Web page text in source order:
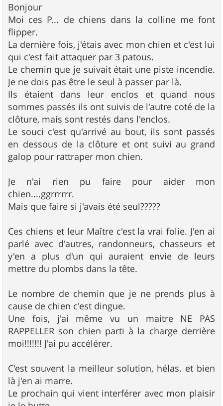
s
s
a
g
e
Bonjour
Moi ces P... de chiens dans la colline me font
flipper.
La dernière fois, j'étais avec mon chien et c'est lui
qui c'est fait attaquer par 3 patous.
Le chemin que je suivait était une piste incendie.
Je ne dois pas être le seul à passer par là.
Ils étaient dans leur enclos et quand nous
sommes passés ils ont suivis de l'autre coté de la
clôture, mais sont restés dans l'enclos.
Le souci c'est qu'arrivé au bout, ils sont passés
en dessous de la clôture et ont suivi au grand
galop pour rattraper mon chien.
Je n'ai rien pu faire pour aider mon
chien....ggrrrrrr.
Mais que faire si j'avais été seul?????
Ces chiens et leur Maître c'est la vrai folie. J'en ai
parlé avec d'autres, randonneurs, chasseurs et
y'en a plus d'un qui auraient envie de leurs
mettre du plombs dans la tête.
Le nombre de chemin que je ne prends plus à
cause de chien c'est dingue.
Une fois, j'ai même vu un maitre NE PAS
RAPPELLER son chien parti à la charge derrière
moi!!!!!!! J'ai pu accélérer.
C'est souvent la meilleur solution, hélas. et bien
là j'en ai marre.
Le prochain qui vient interférer avec mon plaisir